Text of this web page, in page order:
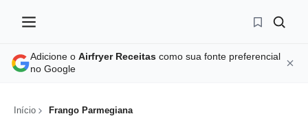
Adicione o Airfryer Receitas como sua fonte preferencial
no Google
Início Frango Parmegiana